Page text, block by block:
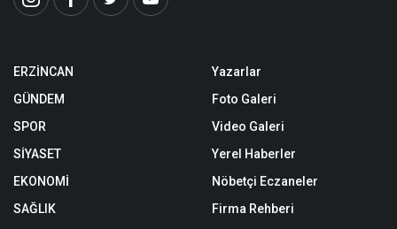
ERZİNCAN
GÜNDEM
SPOR
SİYASET
EKONOMİ
SAĞLIK
Yazarlar
Foto Galeri
Video Galeri
Yerel Haberler
Nöbetçi Eczaneler
Firma Rehberi